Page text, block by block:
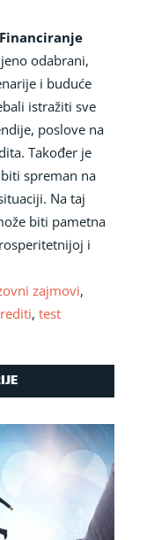
odabrani,
i buduće
istražiti sve
poslove na
Također je
spreman na
Na taj
biti pametna
i
zajmovi,
, test